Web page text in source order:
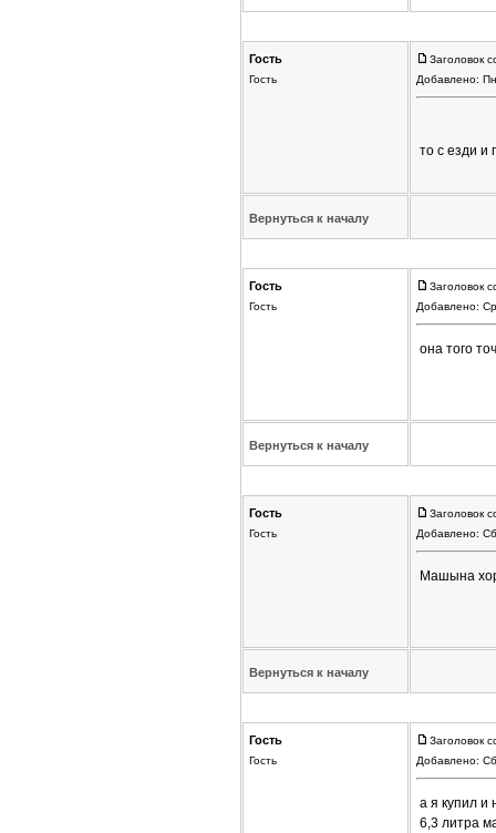
Гость
Гость
Заголовок
Добавлено:
то с езди и
Вернуться к началу
Гость
Гость
Заголовок
Добавлено:
она того
Вернуться к началу
Гость
Гость
Заголовок
Добавлено:
Машына
Вернуться к началу
Гость
Гость
Заголовок
Добавлено:
а я купил и
6,3 литра